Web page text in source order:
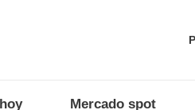
Mercado spot